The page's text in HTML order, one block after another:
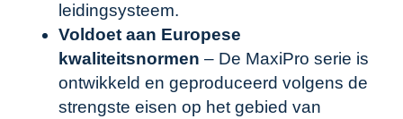
leidingsysteem.
Voldoet aan Europese
kwaliteitsnormen – De MaxiPro serie is
ontwikkeld en geproduceerd volgens de
strengste eisen op het gebied van